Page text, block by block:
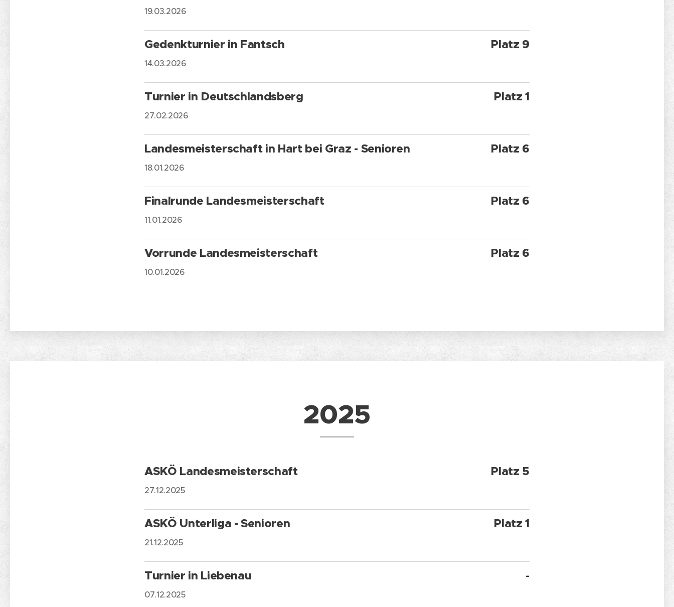
19.03.2026
Gedenkturnier in Fantsch
14.03.2026
Platz 9
Turnier in Deutschlandsberg
27.02.2026
Platz 1
Landesmeisterschaft in Hart bei Graz - Senioren
18.01.2026
Platz 6
Finalrunde Landesmeisterschaft
11.01.2026
Platz 6
Vorrunde Landesmeisterschaft
10.01.2026
Platz 6
2025
ASKÖ Landesmeisterschaft
27.12.2025
Platz 5
ASKÖ Unterliga - Senioren
21.12.2025
Platz 1
Turnier in Liebenau
07.12.2025
-